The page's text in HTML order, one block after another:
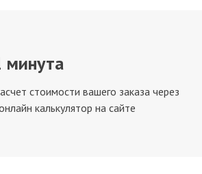
минута
стоимости вашего заказа через
калькулятор на сайте